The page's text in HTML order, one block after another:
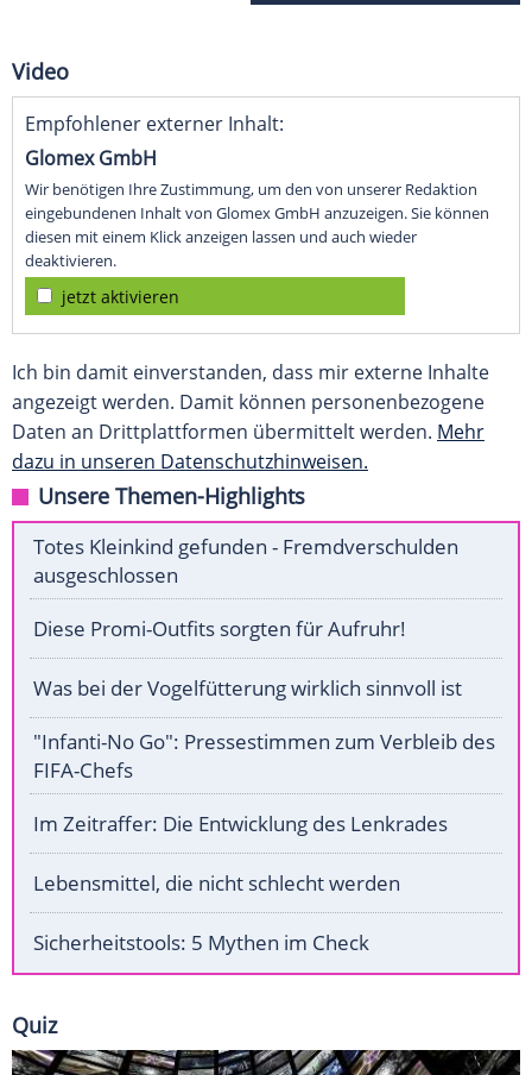
Video
Empfohlener externer Inhalt:
Glomex GmbH
Wir benötigen Ihre Zustimmung, um den von unserer Redaktion
eingebundenen Inhalt von Glomex GmbH anzuzeigen. Sie können
diesen mit einem Klick anzeigen lassen und auch wieder
deaktivieren.
jetzt aktivieren
Ich bin damit einverstanden, dass mir externe Inhalte
angezeigt werden. Damit können personenbezogene
Daten an Drittplattformen übermittelt werden. Mehr
dazu in unseren Datenschutzhinweisen.
Unsere Themen-Highlights
Totes Kleinkind gefunden - Fremdverschulden
ausgeschlossen
Diese Promi-Outfits sorgten für Aufruhr!
Was bei der Vogelfütterung wirklich sinnvoll ist
"Infanti-No Go": Pressestimmen zum Verbleib des
FIFA-Chefs
Im Zeitraffer: Die Entwicklung des Lenkrades
Lebensmittel, die nicht schlecht werden
Sicherheitstools: 5 Mythen im Check
Quiz